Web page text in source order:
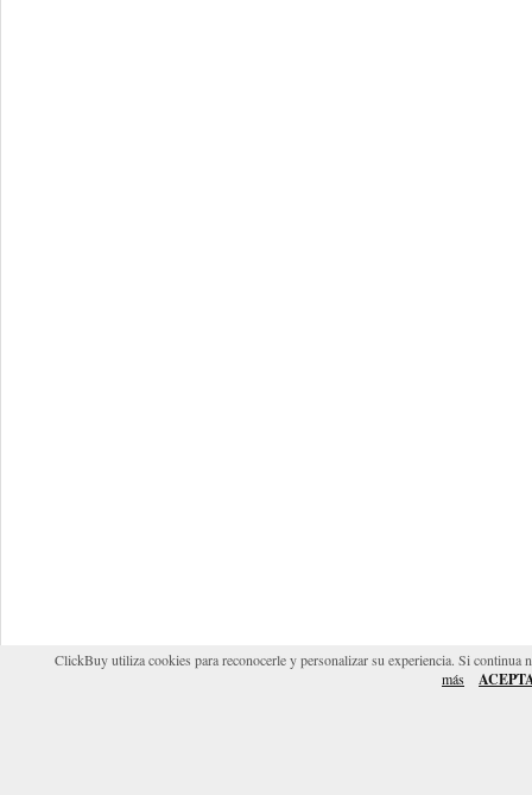
ClickBuy utiliza cookies para reconocerle y personalizar su experiencia. Si continua
más